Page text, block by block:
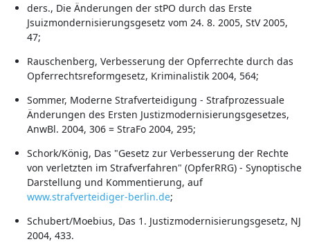
ders., Die Änderungen der stPO durch das Erste
Jsuizmondernisierungsgesetz vom 24. 8. 2005, StV 2005,
47;
Rauschenberg, Verbesserung der Opferrechte durch das
Opferrechtsreformgesetz, Kriminalistik 2004, 564;
Sommer, Moderne Strafverteidigung - Strafprozessuale
Änderungen des Ersten Justizmodernisierungsgesetzes,
AnwBl. 2004, 306 = StraFo 2004, 295;
Schork/König, Das "Gesetz zur Verbesserung der Rechte
von verletzten im Strafverfahren" (OpferRRG) - Synoptische
Darstellung und Kommentierung, auf
www.strafverteidiger-berlin.de;
Schubert/Moebius, Das 1. Justizmodernisierungsgesetz, NJ
2004, 433.